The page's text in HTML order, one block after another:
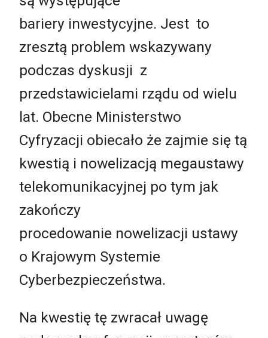
bariery inwestycyjne. Jest to
zresztą problem wskazywany
podczas dyskusji z
przedstawicielami rządu od wielu
lat. Obecne Ministerstwo
Cyfryzacji obiecało że zajmie się tą
kwestią i nowelizacją megaustawy
telekomunikacyjnej po tym jak
zakończy
procedowanie nowelizacji ustawy
o Krajowym Systemie
Cyberbezpieczeństwa.
Na kwestię tę zwracał uwagę